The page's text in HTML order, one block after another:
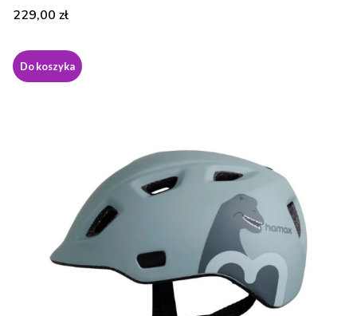
Cena
229,00 zł
Do koszyka